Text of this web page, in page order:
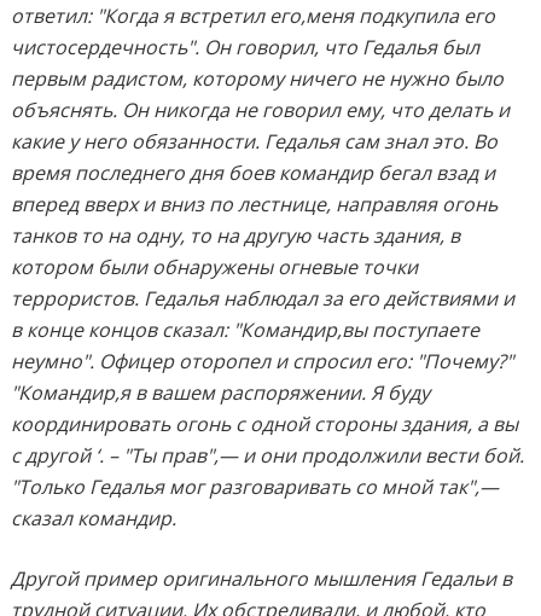
ответил: "Когда я встретил его,меня подкупила его
чистосердечность". Он говорил, что Гедалья был
первым радистом, которому ничего не нужно было
объяснять. Он никогда не говорил ему, что делать и
какие у него обязанности. Гедалья сам знал это. Во
время последнего дня боев командир бегал взад и
вперед вверх и вниз по лестнице, направляя огонь
танков то на одну, то на другую часть здания, в
котором были обнаружены огневые точки
террористов. Гедалья наблюдал за его действиями и
в конце концов сказал: "Командир,вы поступаете
неумно". Офицер оторопел и спросил его: "Почему?"
"Командир,я в вашем распоряжении. Я буду
координировать огонь с одной стороны здания, а вы
с другой ‘. – "Ты прав",— и они продолжили вести бой.
"Только Гедалья мог разговаривать со мной так",—
сказал командир.
Другой пример оригинального мышления Гедальи в
трудной ситуации. Их обстреливали, и любой, кто